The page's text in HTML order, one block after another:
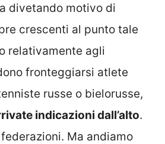
divetando motivo di
crescenti al punto tale
relativamente agli
fronteggiarsi atlete
russe o bielorusse,
indicazioni dall’alto.
Ma andiamo